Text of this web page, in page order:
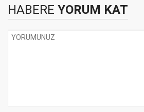
HABERE YORUM KAT